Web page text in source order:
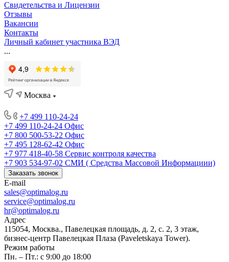
Свидетельства и Лицензии
Отзывы
Вакансии
Контакты
Личный кабинет участника ВЭД
...
Москва
+7 499 110-24-24
+7 499 110-24-24 Офис
+7 800 500-53-22 Офис
+7 495 128-62-42 Офис
+7 977 418-40-58 Сервис контроля качества
+7 903 534-97-02 СМИ ( Средства Массовой Информациии)
Заказать звонок
E-mail
sales@optimalog.ru
service@optimalog.ru
hr@optimalog.ru
Адрес
115054, Москва., Павелецкая площадь, д. 2, с. 2, 3 этаж,
бизнес-центр Павелецкая Плаза (Paveletskaya Tower).
Режим работы
Пн. – Пт.: с 9:00 до 18:00